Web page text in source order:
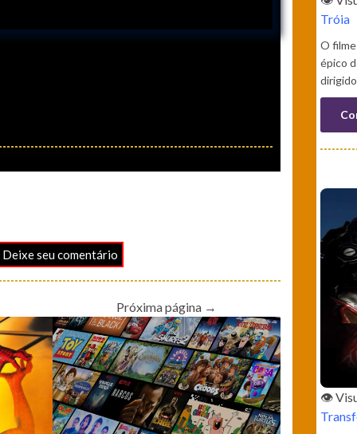
seu comentário
Próxima página →
Tróia
O
épico
👁️